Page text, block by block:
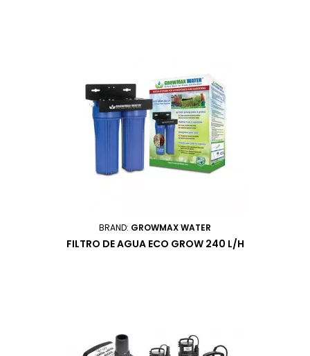
BRAND: GROWMAX WATER
FILTRO DE AGUA ECO GROW 240 L/H